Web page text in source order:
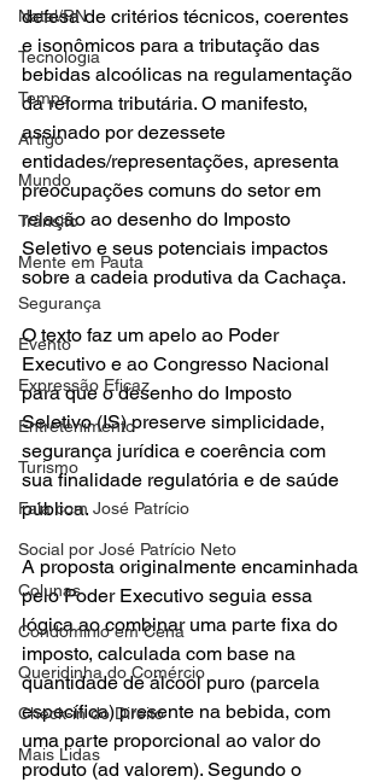
Natal/RN
Tecnologia
Tempo
Artigo
Mundo
Trânsito
Mente em Pauta
Segurança
Evento
Expressão Eficaz
Entretenimento
Turismo
Fala com José Patrício
Social por José Patrício Neto
Colunas
Condomínio em Cena
Queridinha do Comércio
Check-in do Direito
Mais Lidas
defesa de critérios técnicos, coerentes
e isonômicos para a tributação das
bebidas alcoólicas na regulamentação
da reforma tributária. O manifesto,
assinado por dezessete
entidades/representações, apresenta
preocupações comuns do setor em
relação ao desenho do Imposto
Seletivo e seus potenciais impactos
sobre a cadeia produtiva da Cachaça.
O texto faz um apelo ao Poder
Executivo e ao Congresso Nacional
para que o desenho do Imposto
Seletivo (IS) preserve simplicidade,
segurança jurídica e coerência com
sua finalidade regulatória e de saúde
pública.
A proposta originalmente encaminhada
pelo Poder Executivo seguia essa
lógica ao combinar uma parte fixa do
imposto, calculada com base na
quantidade de álcool puro (parcela
específica) presente na bebida, com
uma parte proporcional ao valor do
produto (ad valorem). Segundo o